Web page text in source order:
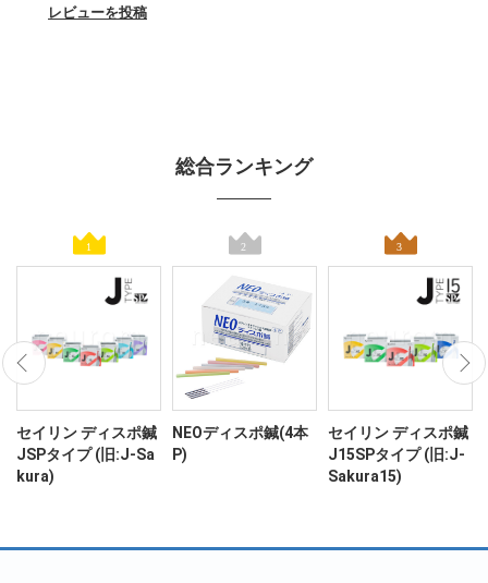
レビューを投稿
総合ランキング
セイリン ディスポ鍼
JSPタイプ (旧:J-Sa
kura)
NEOディスポ鍼(4本
P)
セイリン ディスポ鍼
J15SPタイプ (旧:J-
Sakura15)